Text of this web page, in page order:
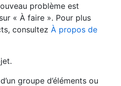
problème est
« À faire ». Pour plus
consultez À propos de
groupe d’éléments ou